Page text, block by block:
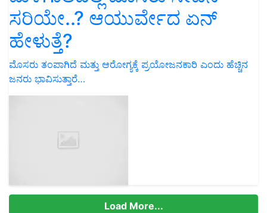
ಸರಿಯೇ..? ಆಯುರ್ವೇದ ಏನ್‌
ಹೇಳುತ್ತೆ?
ಮೊಸರು ತಂಪಾಗಿದೆ ಮತ್ತು ಆರೋಗ್ಯಕ್ಕೆ ಪ್ರಯೋಜನಕಾರಿ ಎಂದು ಹೆಚ್ಚಿನ
ಜನರು ಭಾವಿಸುತ್ತಾರೆ…
Load More...